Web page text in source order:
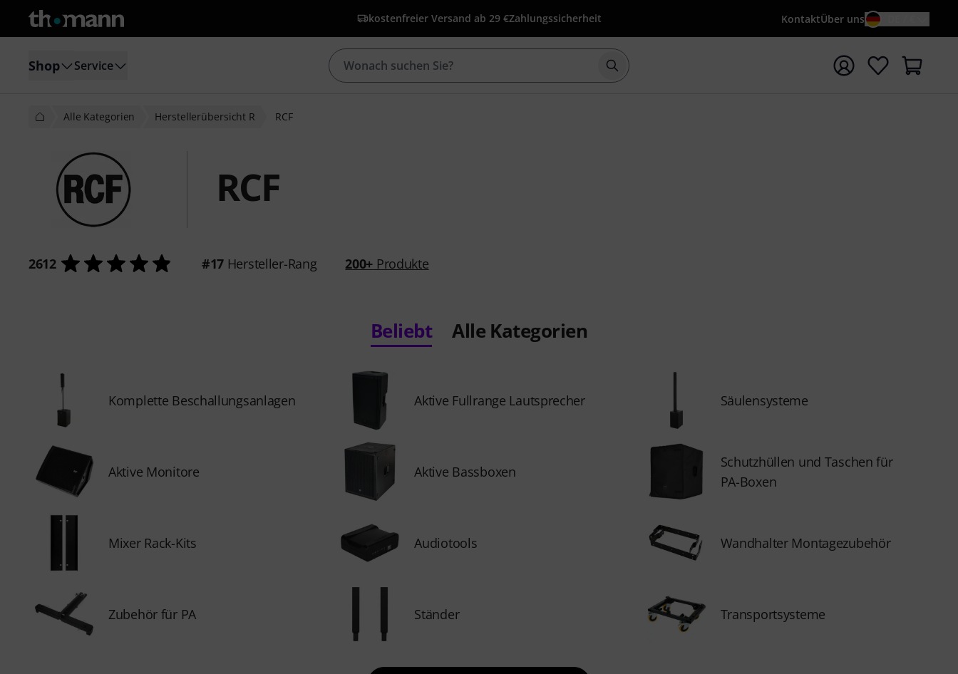
kostenfreier Versand ab 29 €Zahlungssicherheit KontaktÜber uns
Shop Service Suche mit Suchwort {searchTerm} starten
Alle Kategorien Herstellerübersicht R RCF
RCF
2612 #17Hersteller-Rang 200+ Produkte
Beliebt Alle Kategorien
Komplette Beschallungsanlagen Aktive Fullrange Lautsprecher Säulensysteme
Aktive Monitore Aktive Bassboxen
Schutzhüllen und Taschen für
PA-Boxen
Mixer Rack-Kits Audiotools Wandhalter Montagezubehör
Zubehör für PA Ständer Transportsysteme